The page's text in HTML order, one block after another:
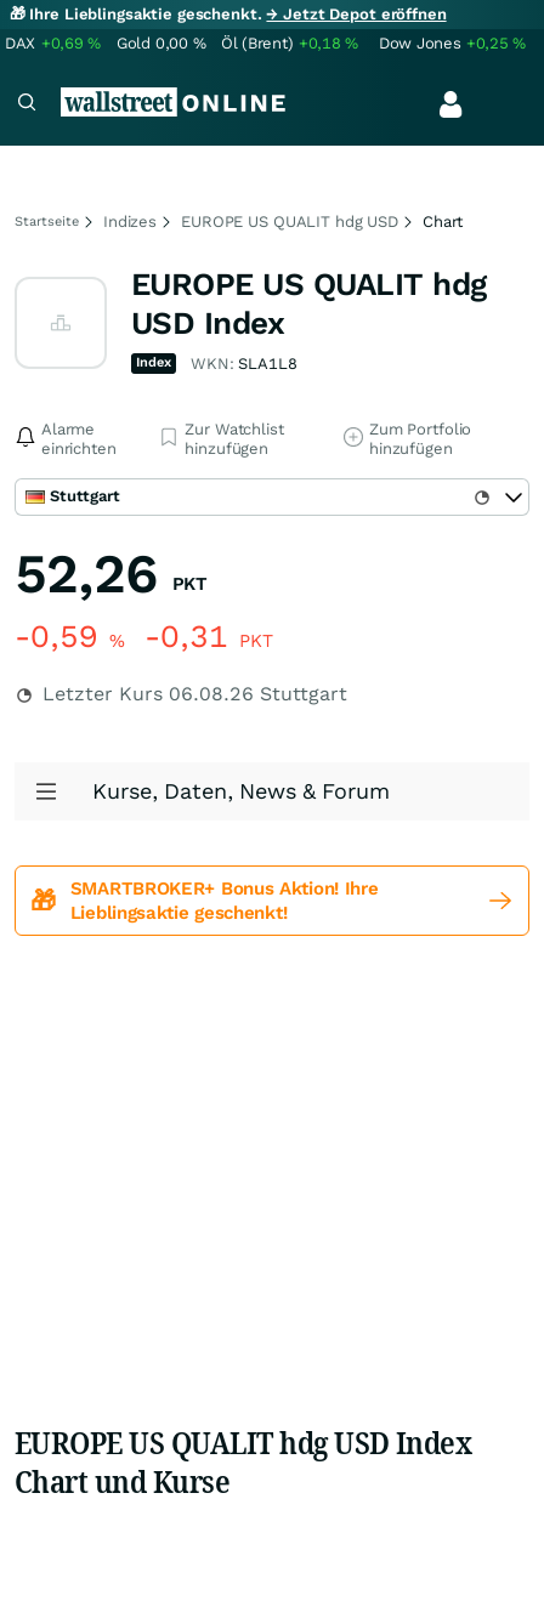
🎁 Ihre Lieblingsaktie geschenkt.→ Jetzt Depot eröffnen
DAX +0,69% Gold 0,00 % Öl (Brent) +0,18% Dow Jones +0,25%
Startseite Indizes EUROPE US QUALIT hdg USD Chart
EUROPE US QUALIT hdg
USD Index
Index WKN:SLA1L8
Alarme
einrichten
Zur Watchlist
hinzufügen
Zum Portfolio
hinzufügen
Stuttgart
52,26 PKT
-0,59 % -0,31 PKT
Letzter Kurs 06.08.26 Stuttgart
Kurse, Daten, News & Forum
🎁
SMARTBROKER+ Bonus Aktion! Ihre
Lieblingsaktie geschenkt!
EUROPE US QUALIT hdg USD Index
Chart und Kurse